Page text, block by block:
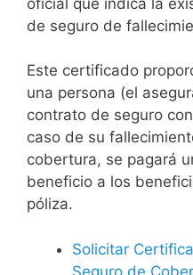
de seguro de
Este certificado
una persona (el
contrato de seguro
caso de su
cobertura, se pagará
beneficio a los
póliza.
Solicitar
Seguro de